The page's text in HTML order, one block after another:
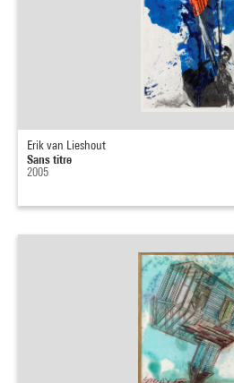
Erik van Lieshout
Sans titre
2005